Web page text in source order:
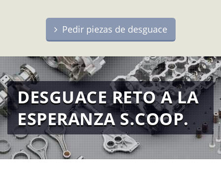
Pedir piezas de desguace
DESGUACE RETO A LA
ESPERANZA S.COOP.